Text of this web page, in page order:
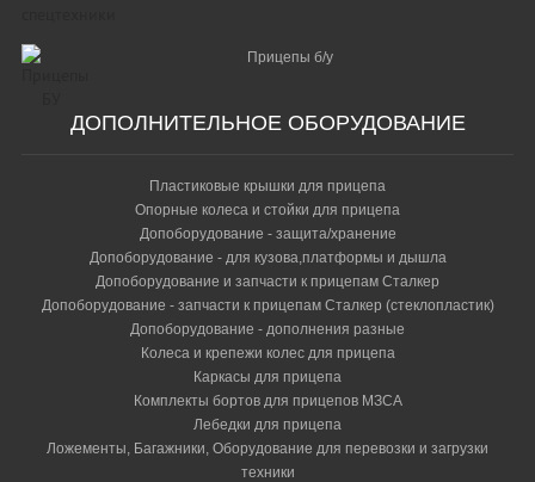
Прицепы б/у
ДОПОЛНИТЕЛЬНОЕ ОБОРУДОВАНИЕ
Пластиковые крышки для прицепа
Опорные колеса и стойки для прицепа
Допоборудование - защита/хранение
Допоборудование - для кузова,платформы и дышла
Допоборудование и запчасти к прицепам Сталкер
Допоборудование - запчасти к прицепам Сталкер (стеклопластик)
Допоборудование - дополнения разные
Колеса и крепежи колес для прицепа
Каркасы для прицепа
Комплекты бортов для прицепов МЗСА
Лебедки для прицепа
Ложементы, Багажники, Оборудование для перевозки и загрузки
техники